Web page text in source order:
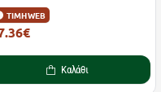
ΤΙΜΗ WEB
Καλάθι